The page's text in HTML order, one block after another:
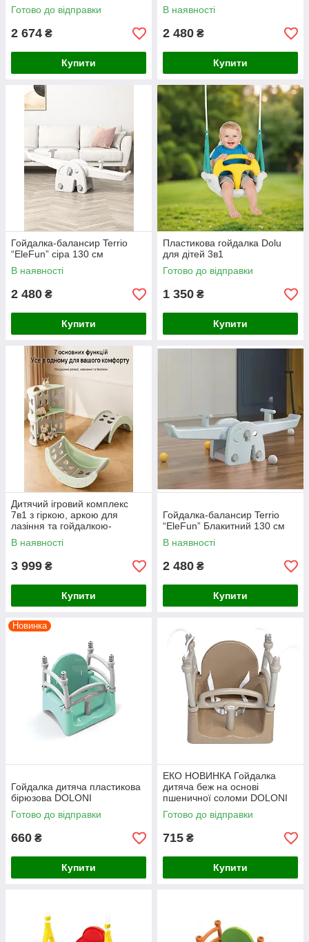
Готово до відправки
2 674 ₴
Купити
В наявності
2 480 ₴
Купити
Гойдалка-балансир Terrio
“EleFun” сіра 130 см
В наявності
2 480 ₴
Купити
Пластикова гойдалка Dolu
для дітей 3в1
Готово до відправки
1 350 ₴
Купити
Дитячий ігровий комплекс
7в1 з гіркою, аркою для
лазіння та гойдалкою-
балансиром
В наявності
3 999 ₴
Купити
Гойдалка-балансир Terrio
“EleFun” Блакитний 130 см
В наявності
2 480 ₴
Купити
Новинка
Гойдалка дитяча пластикова
бірюзова DOLONI
Готово до відправки
660 ₴
Купити
ЕКО НОВИНКА Гойдалка
дитяча беж на основі
пшеничної соломи DOLONI
Готово до відправки
715 ₴
Купити